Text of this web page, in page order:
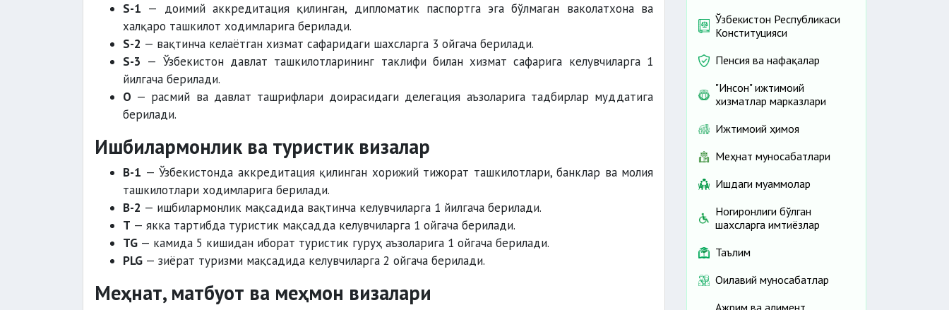
S-1 — доимий аккредитация қилинган, дипломатик паспортга эга бўлмаган ваколатхона ва
халқаро ташкилот ходимларига берилади.
S-2 — вақтинча келаётган хизмат сафаридаги шахсларга 3 ойгача берилади.
S-3 — Ўзбекистон давлат ташкилотларининг таклифи билан хизмат сафарига келувчиларга 1
йилгача берилади.
O — расмий ва давлат ташрифлари доирасидаги делегация аъзоларига тадбирлар муддатига
берилади.
Ишбилармонлик ва туристик визалар
B-1 — Ўзбекистонда аккредитация қилинган хорижий тижорат ташкилотлари, банклар ва молия
ташкилотлари ходимларига берилади.
B-2 — ишбилармонлик мақсадида вақтинча келувчиларга 1 йилгача берилади.
T — якка тартибда туристик мақсадда келувчиларга 1 ойгача берилади.
TG — камида 5 кишидан иборат туристик гуруҳ аъзоларига 1 ойгача берилади.
PLG — зиёрат туризми мақсадида келувчиларга 2 ойгача берилади.
Меҳнат, матбуот ва меҳмон визалари
Ўзбекистон Республикаси
Конституцияси
Пенсия ва нафақалар
"Инсон" ижтимоий
хизматлар марказлари
Ижтимоий ҳимоя
Меҳнат муносабатлари
Ишдаги муаммолар
Ногиронлиги бўлган
шахсларга имтиёзлар
Таълим
Оилавий муносабатлар